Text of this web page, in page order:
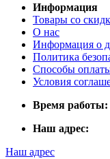
Информация
Товары со
О нас
Информация о
Политика
Способы
Условия
Время работы:
Наш адрес:
Наш адрес